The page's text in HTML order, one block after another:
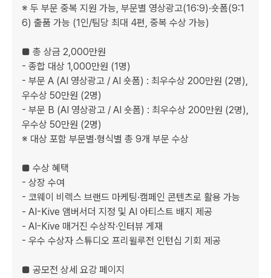
※ 두 부문 중복 지원 가능, 부문별 영상광고(16:9)·숏폼(9:1
6) 출품 가능 (1인/팀당 최대 4편, 중복 수상 가능)
■ 총 상금 2,000만원
- 종합 대상 1,000만원 (1명)
- 부문 A (AI 영상광고 / AI 숏폼) : 최우수상 200만원 (2명),
우수상 50만원 (2명)
- 부문 B (AI 영상광고 / AI 숏폼) : 최우수상 200만원 (2명),
우수상 50만원 (2명)
※ 대상 포함 부문별·형식별 총 9개 부문 수상
■ 수상 혜택
- 상장 수여
- 코웨이 비렉스 브랜드 마케팅·캠페인 콘텐츠로 활용 가능
- AI-Kive 앰버서더 지정 및 AI 아티스트 배지 제공
- AI-Kive 매거진 수상작·인터뷰 게재
- 우수 수상자 스튜디오 프리윌루전 인턴십 기회 제공
■ 공모전 상세 요강 페이지